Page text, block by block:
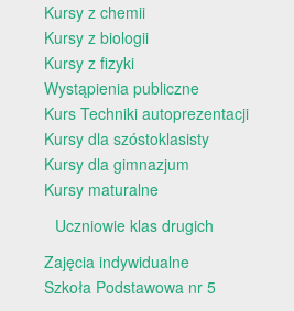
Kursy z chemii
Kursy z biologii
Kursy z fizyki
Wystąpienia publiczne
Kurs Techniki autoprezentacji
Kursy dla szóstoklasisty
Kursy dla gimnazjum
Kursy maturalne
Uczniowie klas drugich
Zajęcia indywidualne
Szkoła Podstawowa nr 5